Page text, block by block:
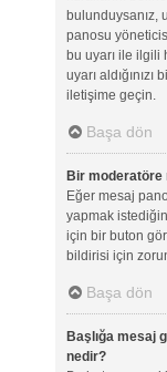
bulunduysanız,
panosu
bu uyarı ile
uyarı
iletişime geçin.
Başa dön
Bir moderatöre
Eğer mesaj
yapmak
için bir buton
bildirisi için
Başa dön
Başlığa mesaj
nedir?